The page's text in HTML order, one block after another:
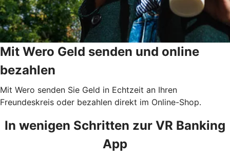
Mit Wero Geld senden und online
bezahlen
Mit Wero senden Sie Geld in Echtzeit an Ihren
Freundeskreis oder bezahlen direkt im Online-Shop.
In wenigen Schritten zur VR Banking
App